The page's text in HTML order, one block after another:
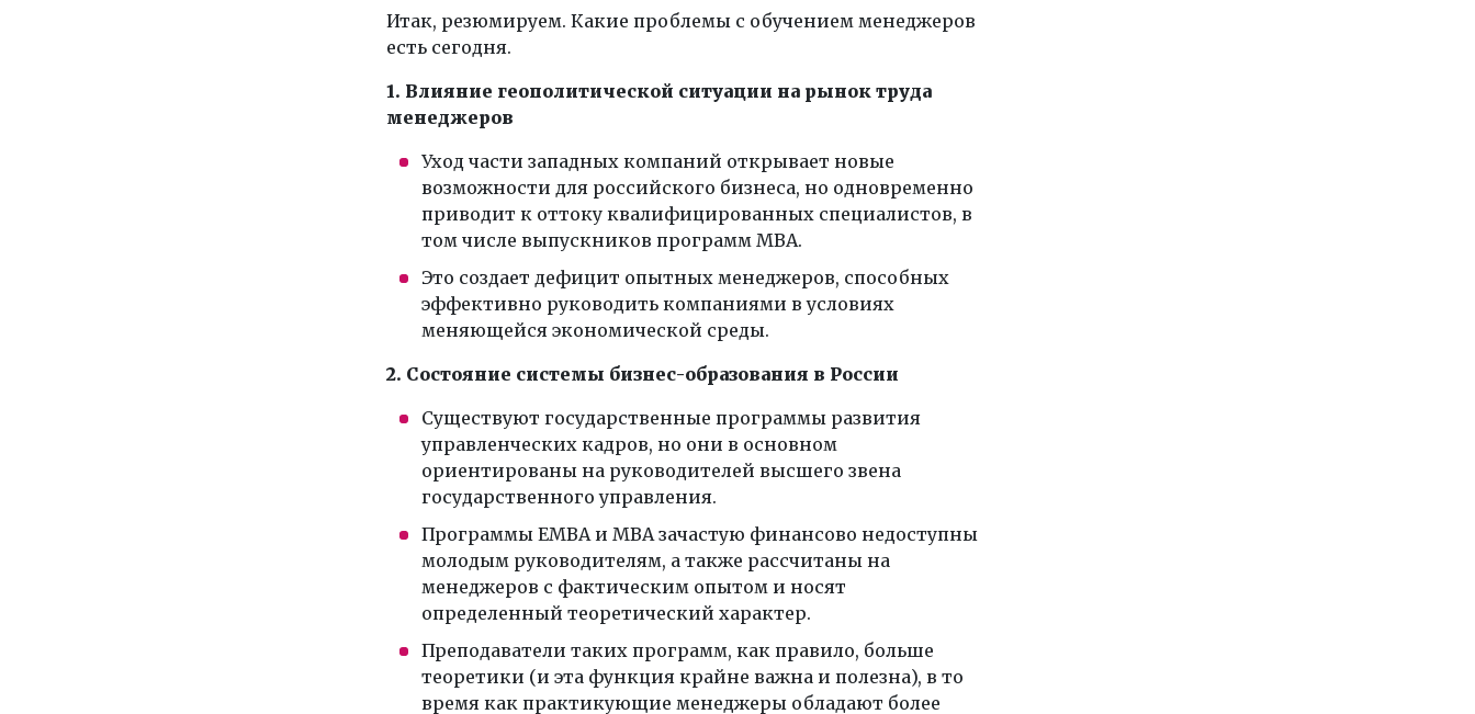
Итак, резюмируем. Какие проблемы с обучением менеджеров
есть сегодня.
1. Влияние геополитической ситуации на рынок труда
менеджеров
Уход части западных компаний открывает новые
возможности для российского бизнеса, но одновременно
приводит к оттоку квалифицированных специалистов, в
том числе выпускников программ MBA.
Это создает дефицит опытных менеджеров, способных
эффективно руководить компаниями в условиях
меняющейся экономической среды.
2. Состояние системы бизнес-образования в России
Существуют государственные программы развития
управленческих кадров, но они в основном
ориентированы на руководителей высшего звена
государственного управления.
Программы EMBA и MBA зачастую финансово недоступны
молодым руководителям, а также рассчитаны на
менеджеров с фактическим опытом и носят
определенный теоретический характер.
Преподаватели таких программ, как правило, больше
теоретики (и эта функция крайне важна и полезна), в то
время как практикующие менеджеры обладают более